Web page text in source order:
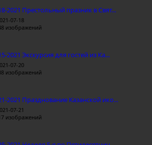
2021 Престольный празник в Свят...
07-18
изображений
2021 Экскурсия для гостей из Ка...
07-20
изображений
2021 Празднование Казанской ико...
07-21
изображений